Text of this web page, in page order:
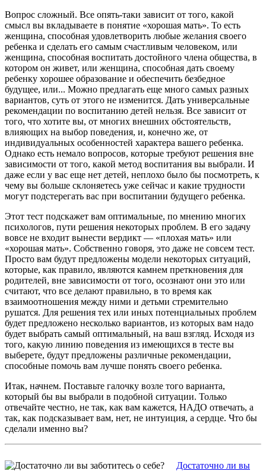
Вопрос сложный. Все опять-таки зависит от того, какой
смысл вы вкладываете в понятие «хорошая мать». То есть
женщина, способная удовлетворить любые желания своего
ребенка и сделать его самым счастливым человеком, или
женщина, способная воспитать достойного члена общества, в
котором он живет, или женщина, способная дать своему
ребенку хорошее образование и обеспечить безбедное
будущее, или... Можно предлагать еще много самых разных
вариантов, суть от этого не изменится. Дать универсальные
рекомендации по воспитанию детей нельзя. Все зависит от
того, что хотите вы, от многих внешних обстоятельств,
влияющих на выбор поведения, и, конечно же, от
индивидуальных особенностей характера вашего ребенка.
Однако есть немало вопросов, которые требуют решения вне
зависимости от того, какой метод воспитания вы выбрали. И
даже если у вас еще нет детей, неплохо было бы посмотреть, к
чему вы больше склоняетесь уже сейчас и какие трудности
могут подстерегать вас при воспитании будущего ребенка.
Этот тест подскажет вам оптимальные, по мнению многих
психологов, пути решения некоторых проблем. В его задачу
вовсе не входит вынести вердикт — «плохая мать» или
«хорошая мать». Собственно говоря, это даже не совсем тест.
Просто вам будут предложены модели некоторых ситуаций,
которые, как правило, являются камнем преткновения для
родителей, вне зависимости от того, осознают они это или
считают, что все делают правильно, в то время как
взаимоотношения между ними и детьми стремительно
рушатся. Для решения тех или иных потенциальных проблем
будет предложено несколько вариантов, из которых вам надо
будет выбрать самый оптимальный, на ваш взгляд. Исходя из
того, какую линию поведения из имеющихся в тесте вы
выберете, будут предложены различные рекомендации,
способные помочь вам лучше понять своего ребенка.
Итак, начнем. Поставьте галочку возле того варианта,
который бы вы выбрали в подобной ситуации. Только
отвечайте честно, не так, как вам кажется, НАДО отвечать, а
так, как подсказывает вам, нет, не интуиция, а сердце. Что бы
сделали именно вы?
Достаточно ли вы